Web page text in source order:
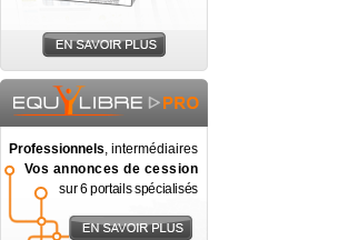
Professionnels, intermédiaires
Vos annonces de cession
sur 6 portails spécialisés